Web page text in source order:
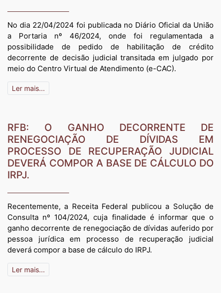
No dia 22/04/2024 foi publicada no Diário Oficial da União
a Portaria nº 46/2024, onde foi regulamentada a
possibilidade de pedido de habilitação de crédito
decorrente de decisão judicial transitada em julgado por
meio do Centro Virtual de Atendimento (e-CAC).
Ler mais...
RFB: O GANHO DECORRENTE DE
RENEGOCIAÇÃO DE DÍVIDAS EM
PROCESSO DE RECUPERAÇÃO JUDICIAL
DEVERÁ COMPOR A BASE DE CÁLCULO DO
IRPJ.
Recentemente, a Receita Federal publicou a Solução de
Consulta nº 104/2024, cuja finalidade é informar que o
ganho decorrente de renegociação de dívidas auferido por
pessoa jurídica em processo de recuperação judicial
deverá compor a base de cálculo do IRPJ.
Ler mais...